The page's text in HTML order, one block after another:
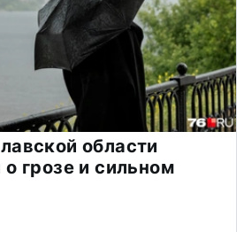
области
грозе и сильном